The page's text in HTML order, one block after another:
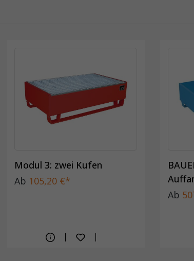
Modul 3: zwei Kufen
Ab 105,20 €*
Ab